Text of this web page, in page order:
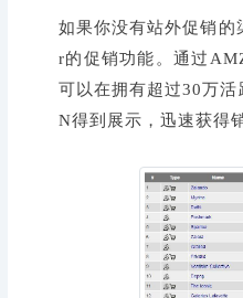
如果你没有站外促销的
r的促销功能。通过
可以在拥有超过30万
N得到展示，迅速获得